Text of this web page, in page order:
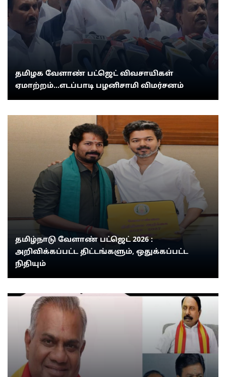
தமிழக வேளாண் பட்ஜெட் விவசாயிகள்
ஏமாற்றம்...எடப்பாடி பழனிசாமி விமர்சனம்
தமிழ்நாடு வேளாண் பட்ஜெட் 2026 :
அறிவிக்கப்பட்ட திட்டங்களும், ஒதுக்கப்பட்ட
நிதியும்